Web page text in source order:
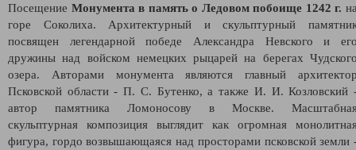
Посещение Монумента в память о Ледовом побоище 1242 г.
горе Соколиха.
Архитектурный и скульптурный
посвящен легендарной победе Александра Невского и
дружины над войском немецких рыцарей на берегах
озера. Авторами монумента являются главный
Псковской области - П. С. Бутенко, а также И. И. Козловский
автор памятника Ломоносову в Москве.
скульптурная композиция выглядит как огромная
фигура, гордо возвышающаяся над просторами псковской земли